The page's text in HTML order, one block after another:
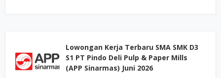
Lowongan Kerja Terbaru SMA SMK D3
S1 PT Pindo Deli Pulp & Paper Mills
(APP Sinarmas) Juni 2026